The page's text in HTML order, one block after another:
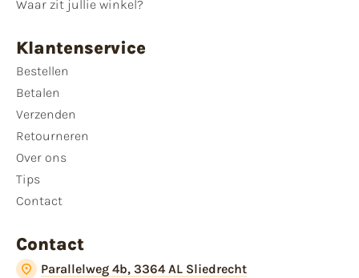
Waar zit jullie winkel?
Klantenservice
Bestellen
Betalen
Verzenden
Retourneren
Over ons
Tips
Contact
Contact
Parallelweg 4b, 3364 AL Sliedrecht